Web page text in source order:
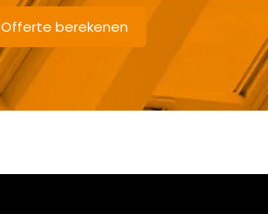
Offerte berekenen